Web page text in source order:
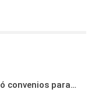
convenios para…